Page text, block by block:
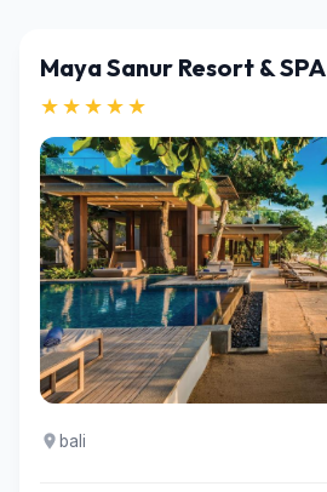
Maya Sanur Resort & SPA
★★★★★
bali